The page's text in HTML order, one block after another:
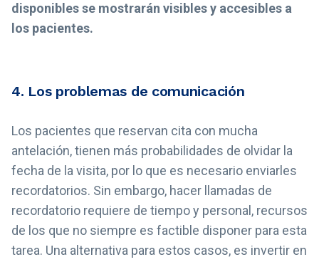
disponibles se mostrarán visibles y accesibles a
los pacientes.
4. Los problemas de comunicación
Los pacientes que reservan cita con mucha
antelación, tienen más probabilidades de olvidar la
fecha de la visita, por lo que es necesario enviarles
recordatorios. Sin embargo, hacer llamadas de
recordatorio requiere de tiempo y personal, recursos
de los que no siempre es factible disponer para esta
tarea. Una alternativa para estos casos, es invertir en